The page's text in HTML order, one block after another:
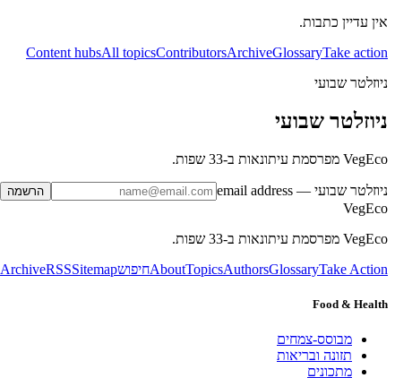
אין עדיין כתבות.
Content hubsAll topicsContributorsArchiveGlossaryTake action
ניוזלטר שבועי
ניוזלטר שבועי
VegEco מפרסמת עיתונאות ב-33 שפות.
ניוזלטר שבועי — email address הרשמה
VegEco
VegEco מפרסמת עיתונאות ב-33 שפות.
AboutTopicsAuthorsGlossaryTake Action חיפוש ArchiveRSSSitemap
Food & Health
מבוסס-צמחים
תזונה ובריאות
מתכונים